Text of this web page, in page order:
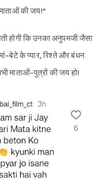
की जय!”
होगी कि उनका अनुपमजी जैसा
बेटे के प्यार, रिश्ते और बंधन
माताओं-पुत्रों की जय हो!